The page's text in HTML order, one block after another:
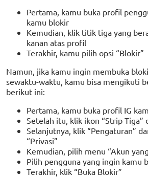
Pertama, kamu buka profil
kamu blokir
Kemudian, klik titik tiga yang
kanan atas profil
Terakhir, kamu pilih opsi “Blokir”
Namun, jika kamu ingin membuka
sewaktu-waktu, kamu bisa mengikuti
berikut ini:
Pertama, kamu buka profil IG
Setelah itu, klik ikon “Strip Tiga”
Selanjutnya, klik “Pengaturan”
“Privasi”
Kemudian, pilih menu “Akun
Pilih pengguna yang ingin kamu
Terakhir, klik “Buka Blokir”